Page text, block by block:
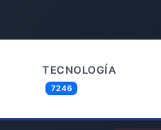
TECNOLOGÍA
7246